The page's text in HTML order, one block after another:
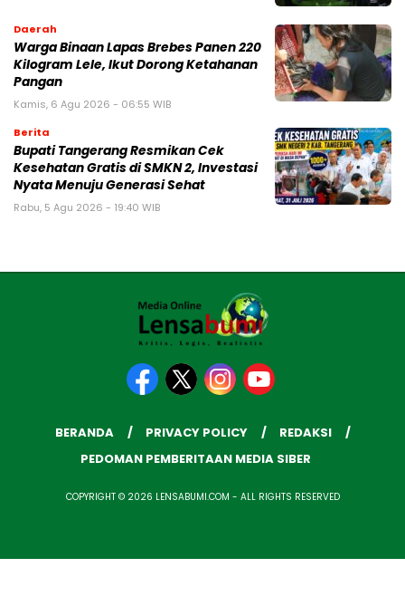
Daerah
Warga Binaan Lapas Brebes Panen 220
Kilogram Lele, Ikut Dorong Ketahanan
Pangan
Kamis, 6 Agu 2026 - 06:55 WIB
Berita
‎Bupati Tangerang Resmikan Cek
Kesehatan Gratis di SMKN 2, Investasi
Nyata Menuju Generasi Sehat
Rabu, 5 Agu 2026 - 19:40 WIB
BERANDA PRIVACY POLICY
REDAKSI
PEDOMAN PEMBERITAAN MEDIA SIBER
COPYRIGHT © 2026 LENSABUMI.COM - ALL RIGHTS RESERVED